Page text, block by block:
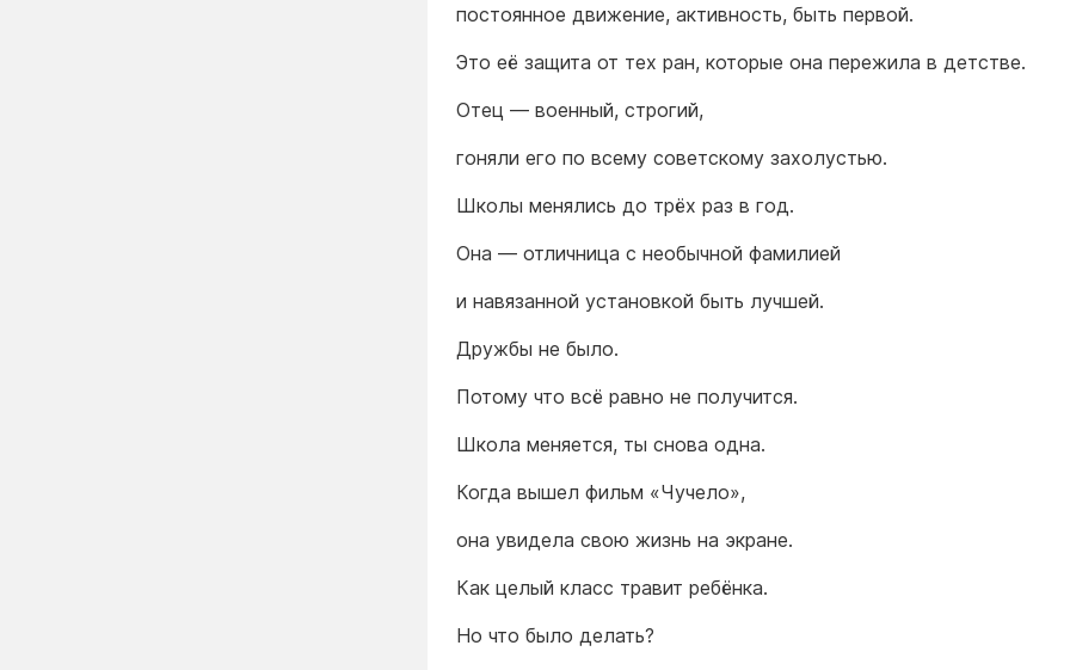
постоянное движение, активность, быть первой.
Это её защита от тех ран, которые она пережила в детстве.
Отец — военный, строгий,
гоняли его по всему советскому захолустью.
Школы менялись до трёх раз в год.
Она — отличница с необычной фамилией
и навязанной установкой быть лучшей.
Дружбы не было.
Потому что всё равно не получится.
Школа меняется, ты снова одна.
Когда вышел фильм «Чучело»,
она увидела свою жизнь на экране.
Как целый класс травит ребёнка.
Но что было делать?